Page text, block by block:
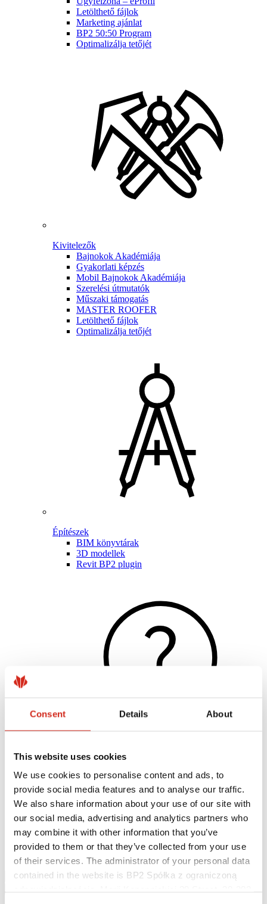
Consent Details About
This website uses cookies
We use cookies to personalise content and ads, to
provide social media features and to analyse our traffic.
We also share information about your use of our site with
our social media, advertising and analytics partners who
may combine it with other information that you’ve
provided to them or that they’ve collected from your use
of their services. The administrator of your personal data
contained in the website is BP2 Spółka z ograniczoną
Letölthető fájlok
Marketing ajánlat
BP2 50:50 Program
Optimalizálja tetőjét
Kivitelezők
Bajnokok Akadémiája
Gyakorlati képzés
Mobil Bajnokok Akadémiája
Szerelési útmutatók
Műszaki támogatás
MASTER ROOFER
Letölthető fájlok
Optimalizálja tetőjét
Építészek
BIM könyvtárak
3D modellek
Revit BP2 plugin
Hasznos linkek
Bevonatok, színválaszték és garanciák
Garancia nyilvántartásba vétele
Megvalósítások és inspirációk
Letölthető fájlok
Keressen értékesítőt/ kivitelezőt
Hol lehet megvásárolni?
BIM könyvtárak
Letölthető
Kapcsolat